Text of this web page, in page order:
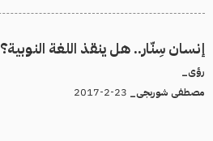
إنسان سِنّار.. هل ينقذ اللغة النوبية؟
رؤى_
مصطفى شوربجى_